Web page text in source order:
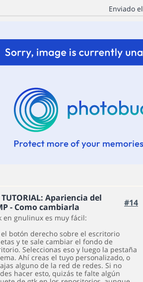
Enviado
TUTORIAL: Apariencia del
- Como cambiarla
#14
en gnulinux es muy fácil:
botón derecho sobre el escritorio
y te sale cambiar el fondo de
Seleccionas eso y luego la pestaña
Ahí creas el tuyo personalizado, o
alguno de la red de redes. Si no
hacer esto, quizás te falte algún